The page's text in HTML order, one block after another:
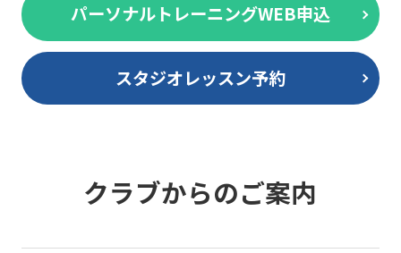
パーソナルトレーニングWEB申込
スタジオレッスン予約
クラブからのご案内